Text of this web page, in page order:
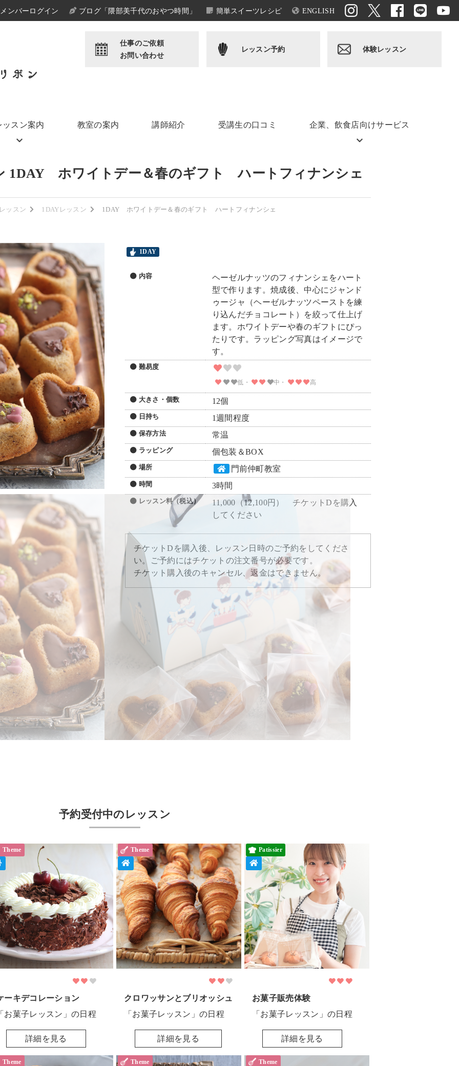
メンバーログイン ブログ「隈部美千代のおやつ時間」 簡単スイーツレシピ ENGLISH
仕事のご依頼
お問い合わせ
レッスン予約 体験レッスン
ッスン案内 教室の案内 講師紹介 受講生の口コミ 企業、飲食店向けサービス
1DAY ホワイトデー＆春のギフト ハートフィナンシェ
ッスン 1DAYレッスン 1DAY ホワイトデー＆春のギフト ハートフィナンシェ
1DAY
内容
ヘーゼルナッツのフィナンシェをハート
型で作ります。焼成後、中心にジャンド
ゥージャ（ヘーゼルナッツペーストを練
り込んだチョコレート）を絞って仕上げ
ます。ホワイトデーや春のギフトにぴっ
たりです。ラッピング写真はイメージで
す。
難易度
低・ 中・ 高
大きさ・個数 12個
日持ち 1週間程度
保存方法 常温
ラッピング 個包装＆BOX
場所 門前仲町教室
時間 3時間
レッスン料（税込）
11,000（12,100円） チケットDを購入
してください
チケットDを購入後、レッスン日時のご予約をしてくださ
い。ご予約にはチケットの注文番号が必要です。
チケット購入後のキャンセル、返金はできません。
予約受付中のレッスン
Theme
ーキデコレーション
お菓子レッスン」の日程
詳細を見る
Theme
クロワッサンとブリオッシュ
「お菓子レッスン」の日程
詳細を見る
Patissier
お菓子販売体験
「お菓子レッスン」の日程
詳細を見る
Theme Theme Theme